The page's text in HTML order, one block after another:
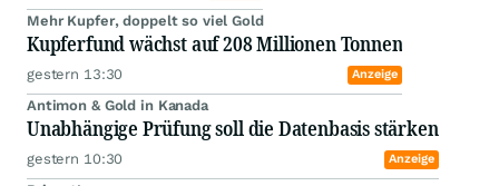
gestern 19:00
Starke Nachrichten von Axo Metals
03.08.26, 18:19
Europas Börsen freundlich, Tech-
Schwäche bremst US-Ausblick